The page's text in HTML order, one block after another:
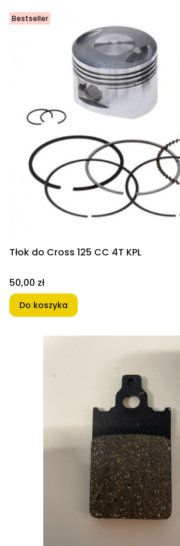
Bestseller
Tłok do Cross 125 CC 4T KPL
Cena
50,00 zł
Do koszyka